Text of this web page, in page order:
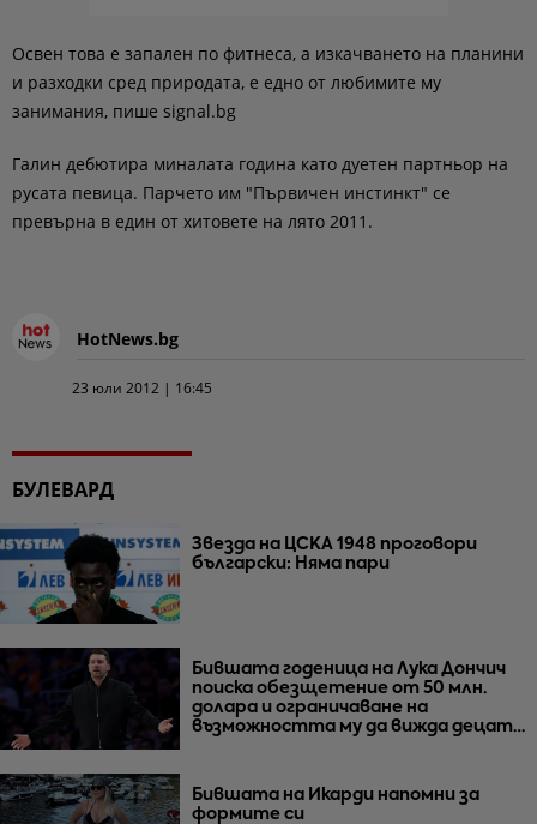
Освен това е запален по фитнеса, а изкачването на планини
и разходки сред природата, е едно от любимите му
занимания, пише signal.bg
Галин дебютира миналата година като дуетен партньор на
русата певица. Парчето им "Първичен инстинкт" се
превърна в един от хитовете на лято 2011.
HotNews.bg
23 юли 2012 | 16:45
БУЛЕВАРД
Звезда на ЦСКА 1948 проговори
български: Няма пари
Бившата годеница на Лука Дончич
поиска обезщетение от 50 млн.
долара и ограничаване на
възможността му да вижда децата
Бившата на Икарди напомни за
формите си